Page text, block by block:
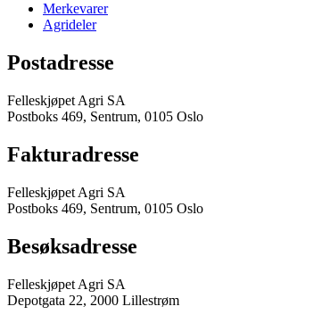
Merkevarer
Agrideler
Postadresse
Felleskjøpet Agri SA
Postboks 469, Sentrum, 0105 Oslo
Fakturadresse
Felleskjøpet Agri SA
Postboks 469, Sentrum, 0105 Oslo
Besøksadresse
Felleskjøpet Agri SA
Depotgata 22, 2000 Lillestrøm